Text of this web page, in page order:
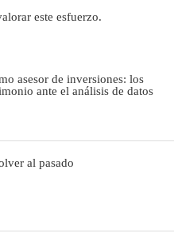
este esfuerzo.
asesor de inversiones: los
ante el análisis de datos
al pasado